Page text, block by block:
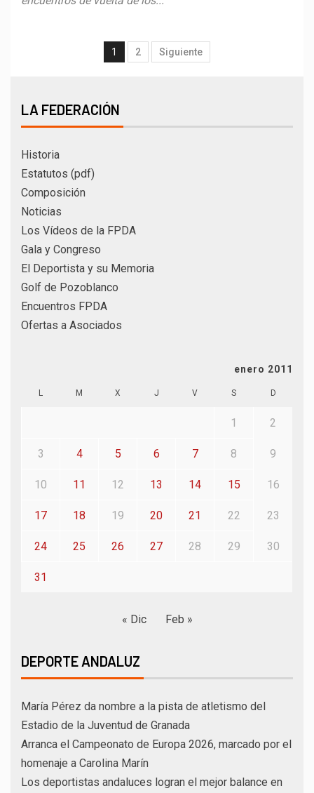
1 2 Siguiente
LA FEDERACIÓN
Historia
Estatutos (pdf)
Composición
Noticias
Los Vídeos de la FPDA
Gala y Congreso
El Deportista y su Memoria
Golf de Pozoblanco
Encuentros FPDA
Ofertas a Asociados
enero 2011
L M X J V S D
1 2
3 4 5 6 7 8 9
10 11 12 13 14 15 16
17 18 19 20 21 22 23
24 25 26 27 28 29 30
31
« Dic Feb »
DEPORTE ANDALUZ
María Pérez da nombre a la pista de atletismo del
Estadio de la Juventud de Granada
Arranca el Campeonato de Europa 2026, marcado por el
homenaje a Carolina Marín
Los deportistas andaluces logran el mejor balance en